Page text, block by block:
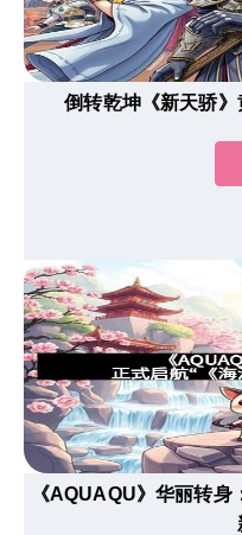
倒转乾坤《新天骄
《AQUAQU》华丽转